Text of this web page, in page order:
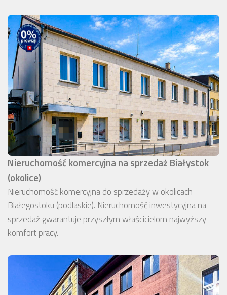
Nieruchomość komercyjna na sprzedaż Białystok
(okolice)
Nieruchomość komercyjna do sprzedaży w okolicach
Białegostoku (podlaskie). Nieruchomość inwestycyjna na
sprzedaż gwarantuje przyszłym właścicielom najwyższy
komfort pracy.